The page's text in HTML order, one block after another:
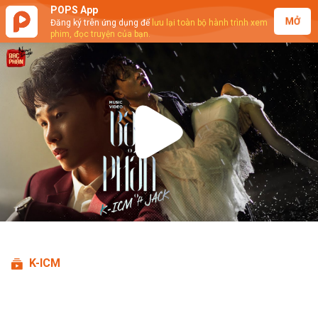
POPS App
Đăng ký trên ứng dụng để lưu lại toàn bộ hành trình xem
phim, đọc truyện của bạn.
MỞ
Play
Video
K-ICM